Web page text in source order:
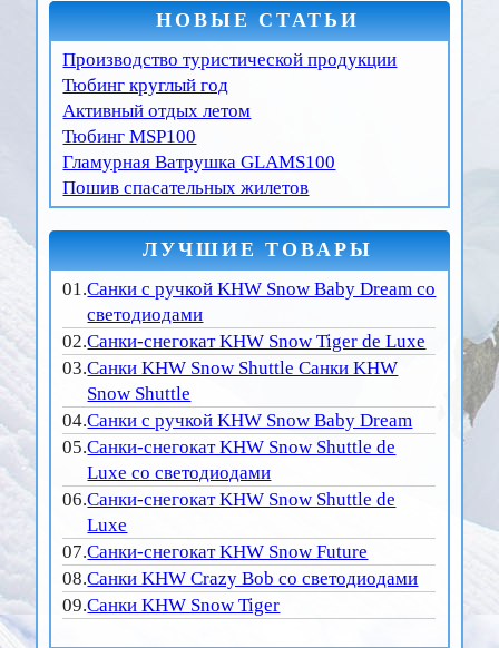
НОВЫЕ СТАТЬИ
Производство туристической продукции
Тюбинг круглый год
Активный отдых летом
Тюбинг MSP100
Гламурная Ватрушка GLAMS100
Пошив спасательных жилетов
ЛУЧШИЕ ТОВАРЫ
01.Санки с ручкой KHW Snow Baby Dream со
светодиодами
02.Санки-снегокат KHW Snow Tiger de Luxe
03.Санки KHW Snow Shuttle Санки KHW
Snow Shuttle
04.Санки с ручкой KHW Snow Baby Dream
05.Санки-снегокат KHW Snow Shuttle de
Luxe со светодиодами
06.Санки-снегокат KHW Snow Shuttle de
Luxe
07.Санки-снегокат KHW Snow Future
08.Санки KHW Crazy Bob со светодиодами
09.Санки KHW Snow Tiger